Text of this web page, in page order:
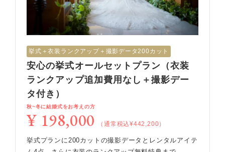
挙式︎＋衣装ランクアップ＋撮影データ200カット
安心の挙式オールセットプラン（衣装
ランクアップ追加費用なし＋撮影デー
タ付き）
秋~冬に結婚式をお考えの方
¥ 198,000 （通常税込¥442,200）
挙式プランに200カットの撮影データとレンタルアイテ